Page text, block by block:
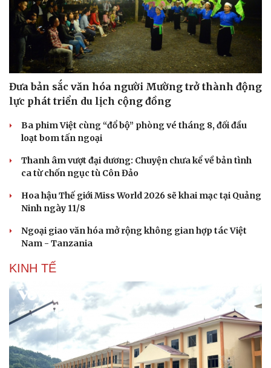
Doanh nghiệp
Thông tin doanh nghiệp
Doanh nghiệp 24h
Doanh nhân
Vì cộng đồng
Công nghệ
Sành điệu
Tin Công nghệ
Trải nghiệm
Chuyển đổi số
Đưa bản sắc văn hóa người Mường trở thành động
lực phát triển du lịch cộng đồng
Ba phim Việt cùng “đổ bộ” phòng vé tháng 8, đối đầu
loạt bom tấn ngoại
Thanh âm vượt đại dương: Chuyện chưa kể về bản tình
ca từ chốn ngục tù Côn Đảo
Hoa hậu Thế giới Miss World 2026 sẽ khai mạc tại Quảng
Ninh ngày 11/8
Ngoại giao văn hóa mở rộng không gian hợp tác Việt
Nam - Tanzania
KINH TẾ